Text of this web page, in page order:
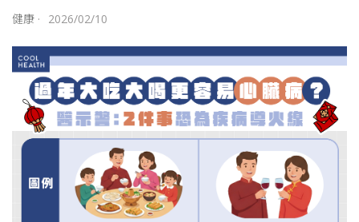
健康 · 2026/02/10